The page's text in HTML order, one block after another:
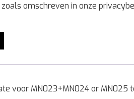
omschreven in onze
voor MN023+MN024 or MN025